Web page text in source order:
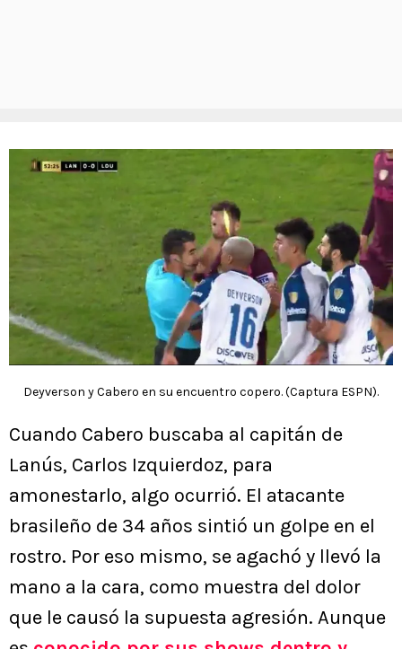
Deyverson y Cabero en su encuentro copero. (Captura ESPN).
Cuando Cabero buscaba al capitán de
Lanús, Carlos Izquierdoz, para
amonestarlo, algo ocurrió. El atacante
brasileño de 34 años sintió un golpe en el
rostro. Por eso mismo, se agachó y llevó la
mano a la cara, como muestra del dolor
que le causó la supuesta agresión. Aunque